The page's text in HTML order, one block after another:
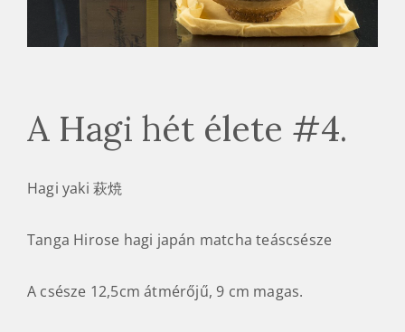
A Hagi hét élete #4.
Hagi yaki 萩焼
Tanga Hirose hagi japán matcha teáscsésze
A csésze 12,5cm átmérőjű, 9 cm magas.